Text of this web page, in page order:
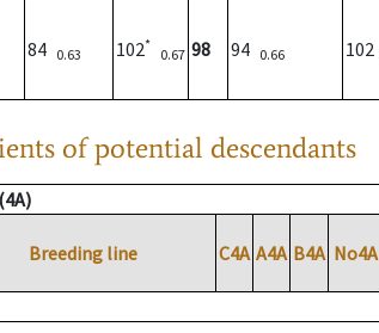
84 0.63 102*
0.67 98 94 0.66 102
of potential descendants
Breeding line C4A A4A B4A No4A